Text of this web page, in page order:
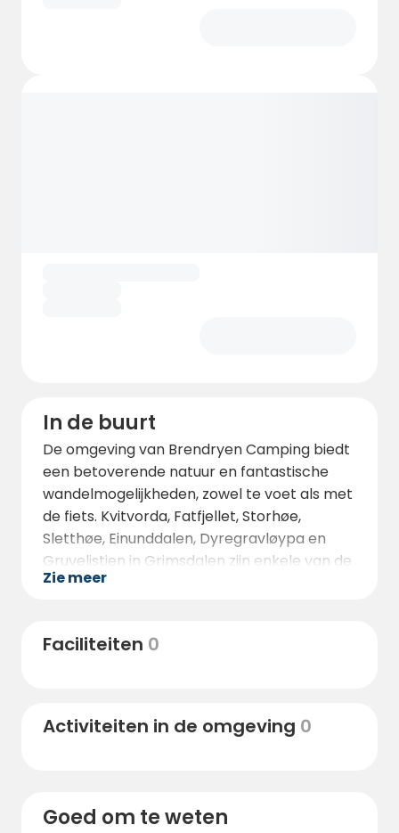
In de buurt
De omgeving van Brendryen Camping biedt
een betoverende natuur en fantastische
wandelmogelijkheden, zowel te voet als met
de fiets. Kvitvorda, Fatfjellet, Storhøe,
Sletthøe, Einunddalen, Dyregravløypa en
Gruvelistien in Grimsdalen zijn enkele van de
populairste wandelplekken. Als u van bergen
Houd je van vissen? Je kunt je geluk
Zie meer
Faciliteiten 0
Activiteiten in de omgeving 0
Goed om te weten